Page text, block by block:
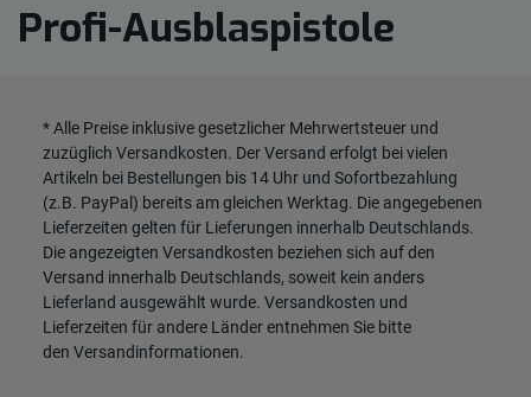
Profi-Ausblaspistole
* Alle Preise inklusive gesetzlicher Mehrwertsteuer und
zuzüglich Versandkosten. Der Versand erfolgt bei vielen
Artikeln bei Bestellungen bis 14 Uhr und Sofortbezahlung
(z.B. PayPal) bereits am gleichen Werktag. Die angegebenen
Lieferzeiten gelten für Lieferungen innerhalb Deutschlands.
Die angezeigten Versandkosten beziehen sich auf den
Versand innerhalb Deutschlands, soweit kein anders
Lieferland ausgewählt wurde. Versandkosten und
Lieferzeiten für andere Länder entnehmen Sie bitte
den Versandinformationen.